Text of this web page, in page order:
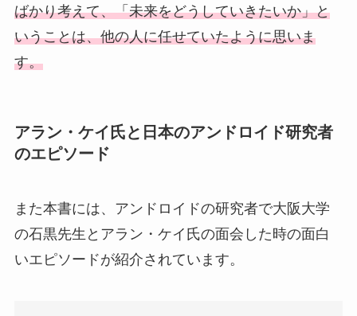
ばかり考えて、「未来をどうしていきたいか」と
いうことは、他の人に任せていたように思いま
す。
アラン・ケイ氏と日本のアンドロイド研究者
のエピソード
また本書には、アンドロイドの研究者で大阪大学
の石黒先生とアラン・ケイ氏の面会した時の面白
いエピソードが紹介されています。